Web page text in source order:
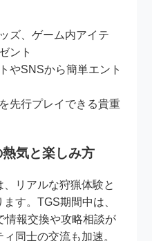
ズ、ゲーム内アイテ
ント
やSNSから簡単エント
先行プレイできる貴重
気と楽しみ方
リアルな狩猟体験と
す。TGS期間中は、
情報交換や攻略相談が
同士の交流も加速。